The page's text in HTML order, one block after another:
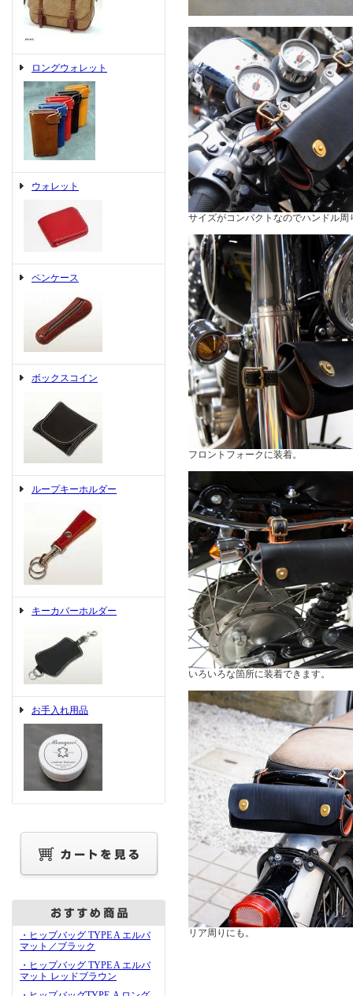
ロングウォレット
ウォレット
ペンケース
ボックスコイン
ループキーホルダー
キーカバーホルダー
お手入れ用品
・ヒップバッグ TYPE A エルバ
マット／ブラック
・ヒップバッグ TYPE A エルバ
マット レッドブラウン
サイズがコンパクトなのでハンドル
フロントフォークに装着。
いろいろな箇所に装着できます。
リア周りにも。